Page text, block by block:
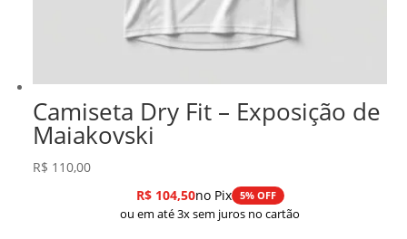
Camiseta Dry Fit – Exposição de
Maiakovski
R$ 110,00
R$104,50no Pix 5% OFF
ou em até 3x sem juros no cartão